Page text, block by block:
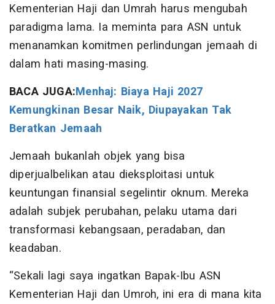
Kementerian Haji dan Umrah harus mengubah
paradigma lama. Ia meminta para ASN untuk
menanamkan komitmen perlindungan jemaah di
dalam hati masing-masing.
BACA JUGA:Menhaj: Biaya Haji 2027
Kemungkinan Besar Naik, Diupayakan Tak
Beratkan Jemaah
Jemaah bukanlah objek yang bisa
diperjualbelikan atau dieksploitasi untuk
keuntungan finansial segelintir oknum. Mereka
adalah subjek perubahan, pelaku utama dari
transformasi kebangsaan, peradaban, dan
keadaban.
“Sekali lagi saya ingatkan Bapak-Ibu ASN
Kementerian Haji dan Umroh, ini era di mana kita